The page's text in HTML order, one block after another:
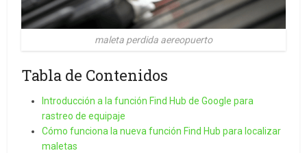
maleta perdida aereopuerto
Tabla de Contenidos
Introducción a la función Find Hub de Google para
rastreo de equipaje
Cómo funciona la nueva función Find Hub para localizar
maletas